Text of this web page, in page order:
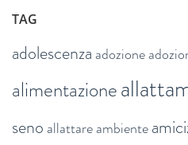
TAG
adolescenza adozione
alimentazione
seno allattareambiente